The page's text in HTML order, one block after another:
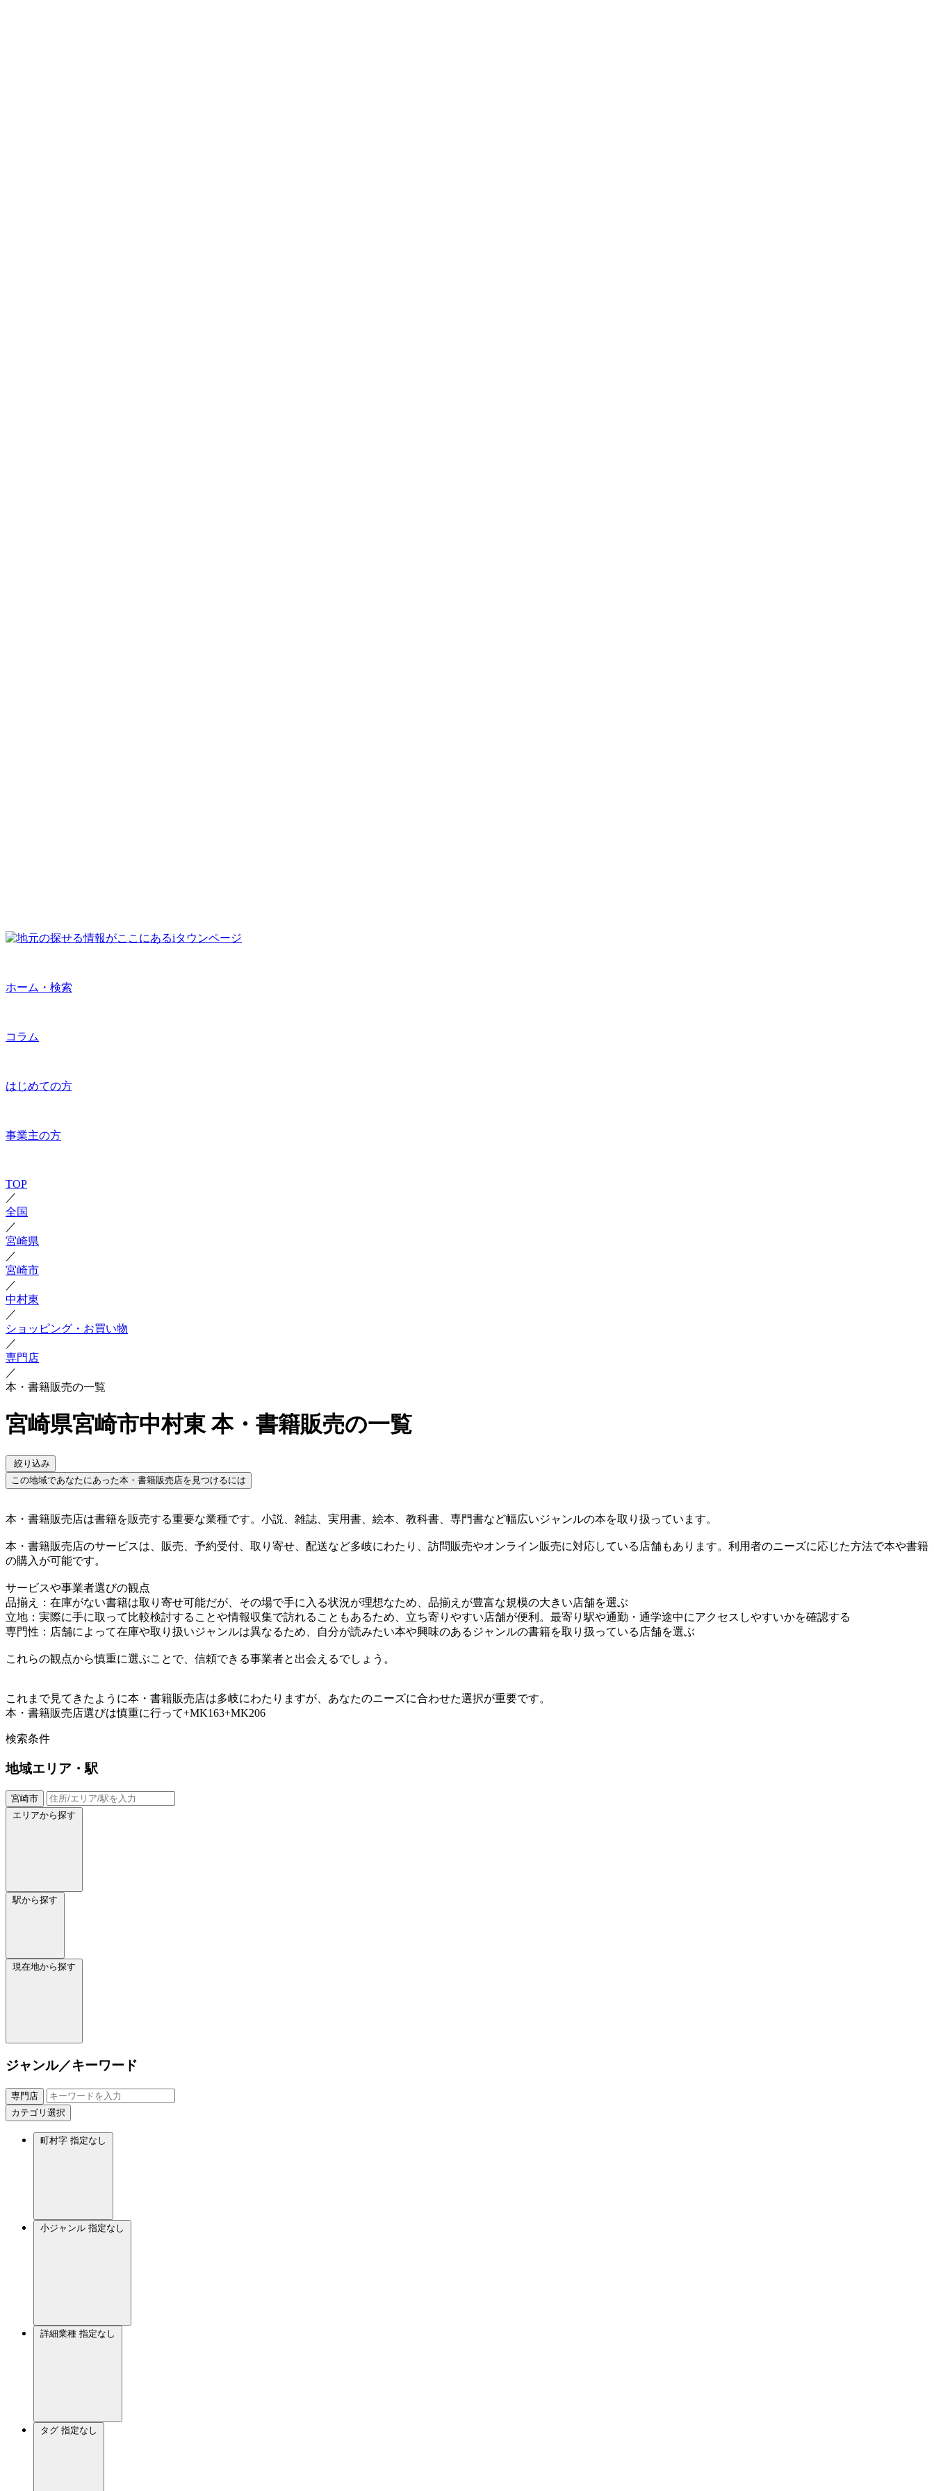
ホーム・検索
コラム
はじめての方
事業主の方
TOP
／
全国
／
宮崎県
／
宮崎市
／
中村東
／
ショッピング・お買い物
／
専門店
／
本・書籍販売の一覧
宮崎県宮崎市中村東 本・書籍販売の一覧
絞り込み
この地域であなたにあった本・書籍販売店を見つけるには
本・書籍販売店は書籍を販売する重要な業種です。小説、雑誌、実用書、絵本、教科書、専門書など幅広いジャンルの本を取り扱っています。
本・書籍販売店のサービスは、販売、予約受付、取り寄せ、配送など多岐にわたり、訪問販売やオンライン販売に対応している店舗もあります。利用者のニーズに応じた方法で本や書籍
の購入が可能です。
サービスや事業者選びの観点
品揃え：在庫がない書籍は取り寄せ可能だが、その場で手に入る状況が理想なため、品揃えが豊富な規模の大きい店舗を選ぶ
立地：実際に手に取って比較検討することや情報収集で訪れることもあるため、立ち寄りやすい店舗が便利。最寄り駅や通勤・通学途中にアクセスしやすいかを確認する
専門性：店舗によって在庫や取り扱いジャンルは異なるため、自分が読みたい本や興味のあるジャンルの書籍を取り扱っている店舗を選ぶ
これらの観点から慎重に選ぶことで、信頼できる事業者と出会えるでしょう。
これまで見てきたように本・書籍販売店は多岐にわたりますが、あなたのニーズに合わせた選択が重要です。
本・書籍販売店選びは慎重に行って+MK163+MK206
検索条件
地域エリア・駅
宮崎市
エリアから探す
駅から探す
現在地から探す
ジャンル／キーワード
専門店
カテゴリ選択
町村字 指定なし
小ジャンル 指定なし
詳細業種 指定なし
タグ 指定なし